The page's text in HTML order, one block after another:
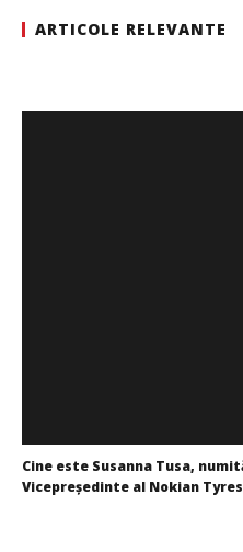
ARTICOLE RELEVANTE
Cine este Susanna Tusa,
Vicepreședinte al Nokian